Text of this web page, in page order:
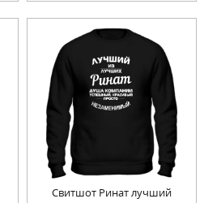
Свитшот Ринат лучший